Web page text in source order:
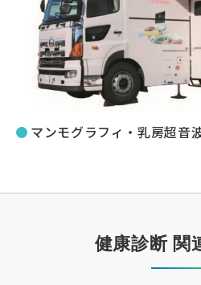
マンモグラフィ・乳房超音
健康診断 関